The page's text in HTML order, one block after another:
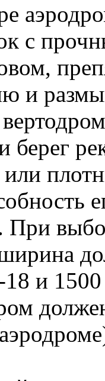
с
и
берег
или
При
и